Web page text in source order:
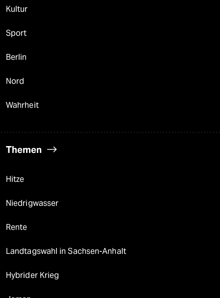
Kultur
Sport
Berlin
Nord
Wahrheit
Themen
Hitze
Niedrigwasser
Rente
Landtagswahl in Sachsen-Anhalt
Hybrider Krieg